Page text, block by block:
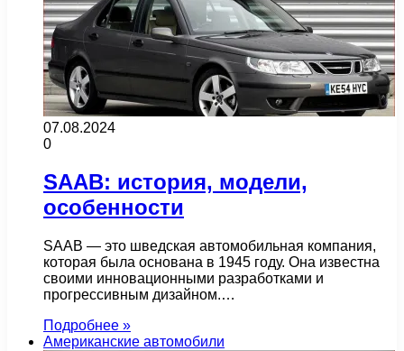
07.08.2024
0
SAAB: история, модели,
особенности
SAAB — это шведская автомобильная компания,
которая была основана в 1945 году. Она известна
своими инновационными разработками и
прогрессивным дизайном.…
Подробнее »
Американские автомобили